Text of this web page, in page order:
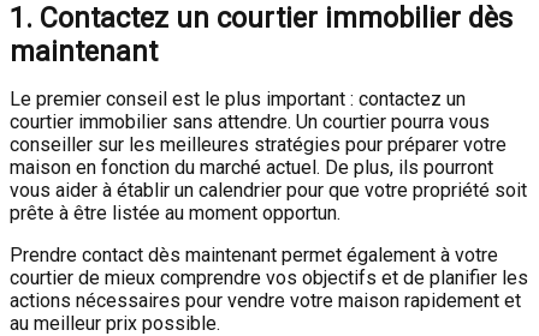
1. Contactez un courtier immobilier dès
maintenant
Le premier conseil est le plus important : contactez un
courtier immobilier sans attendre. Un courtier pourra vous
conseiller sur les meilleures stratégies pour préparer votre
maison en fonction du marché actuel. De plus, ils pourront
vous aider à établir un calendrier pour que votre propriété soit
prête à être listée au moment opportun.
Prendre contact dès maintenant permet également à votre
courtier de mieux comprendre vos objectifs et de planifier les
actions nécessaires pour vendre votre maison rapidement et
au meilleur prix possible.